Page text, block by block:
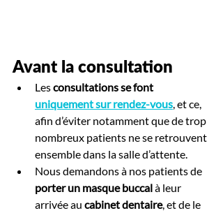
Avant la consultation
Les consultations se font
uniquement sur rendez-vous , et ce,
afin d’éviter notamment que de trop
nombreux patients ne se retrouvent
ensemble dans la salle d’attente.
Nous demandons à nos patients de
porter un masque buccal à leur
arrivée au cabinet dentaire, et de le